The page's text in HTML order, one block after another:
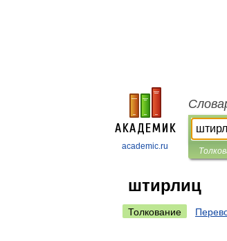
academic.ru
штирлиц
Толкование